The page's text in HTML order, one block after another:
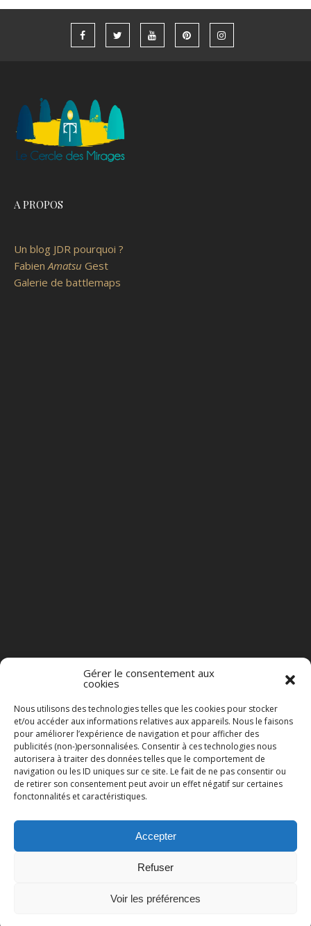
Gérer le consentement aux
cookies
Nous utilisons des technologies telles que les cookies pour stocker
et/ou accéder aux informations relatives aux appareils. Nous le faisons
pour améliorer l’expérience de navigation et pour afficher des
publicités (non-)personnalisées. Consentir à ces technologies nous
autorisera à traiter des données telles que le comportement de
navigation ou les ID uniques sur ce site. Le fait de ne pas consentir ou
de retirer son consentement peut avoir un effet négatif sur certaines
fonctonnalités et caractéristiques.
Accepter
Refuser
Voir les préférences
A PROPOS
Un blog JDR pourquoi ?
FabienAmatsu Gest
Galerie de battlemaps
© 2023 BAD NEWS ON RADIO TOUS DROITS RÉSERVÉS.